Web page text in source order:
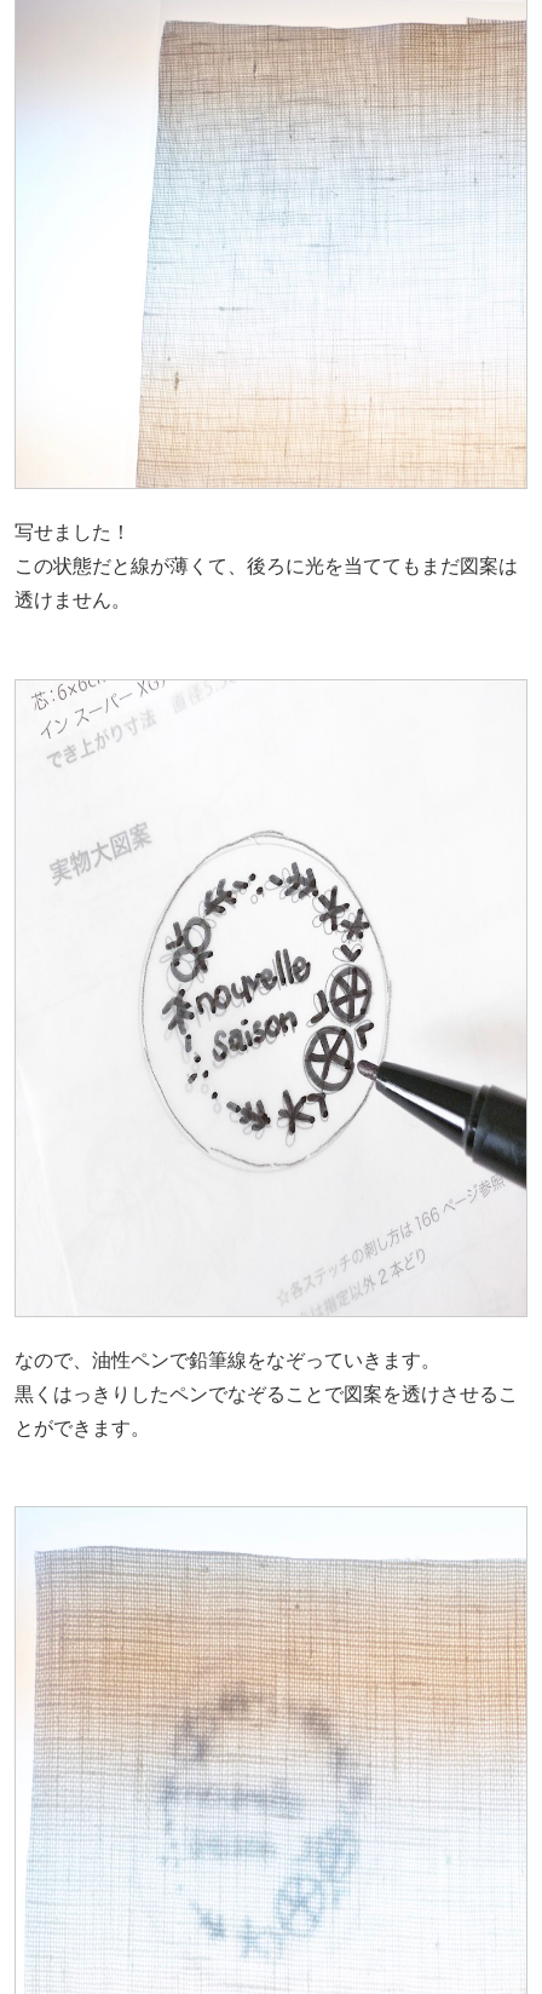
写せました！
この状態だと線が薄くて、後ろに光を当ててもまだ図案は
透けません。
なので、油性ペンで鉛筆線をなぞっていきます。
黒くはっきりしたペンでなぞることで図案を透けさせるこ
とができます。